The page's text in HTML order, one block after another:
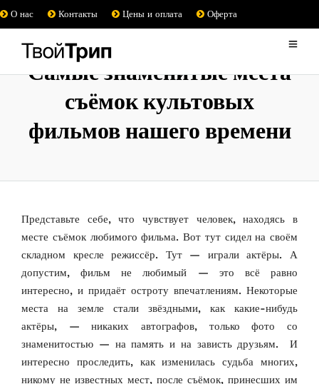
О нас Контакты Цены и оплата Оферта
Самые знаменитые места
съёмок культовых
фильмов нашего времени
Представьте себе, что чувствует человек, находясь в
месте съёмок любимого фильма. Вот тут сидел на своём
складном кресле режиссёр. Тут — играли актёры. А
допустим, фильм не любимый — это всё равно
интересно, и придаёт остроту впечатлениям. Некоторые
места на земле стали звёздными, как какие-нибудь
актёры, — никаких автографов, только фото со
знаменитостью — на память и на зависть друзьям. И
интересно проследить, как изменилась судьба многих,
никому не известных мест, после съёмок, принесших им